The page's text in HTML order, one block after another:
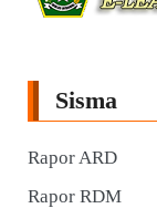
Sisma
Rapor ARD
Rapor RDM